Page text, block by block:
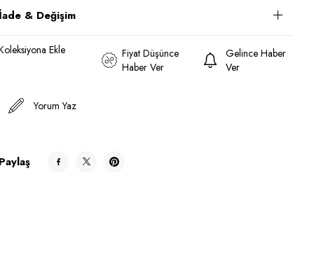
İade & Değişim
Ekle
Fiyat Düşünce
Haber Ver
Gelince Haber
Ver
Yorum Yaz
Paylaş